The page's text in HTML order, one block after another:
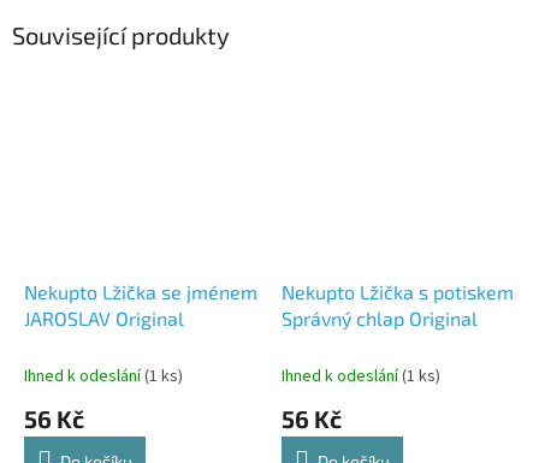
Související produkty
Nekupto Lžička se jménem
JAROSLAV Original
Ihned k odeslání(1 ks)
56 Kč
Nekupto Lžička s potiskem
Správný chlap Original
Ihned k odeslání(1 ks)
56 Kč